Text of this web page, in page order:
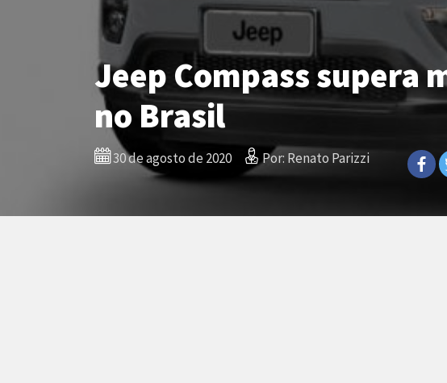
Jeep Compass supera
no Brasil
30 de agosto de 2020 Por: Renato Parizzi